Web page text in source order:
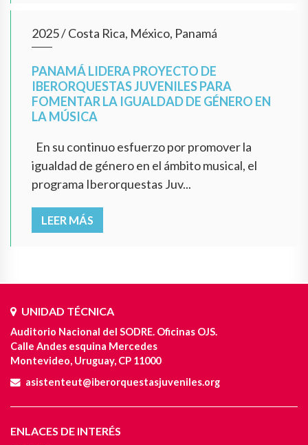
2025/Costa Rica, México, Panamá
PANAMÁ LIDERA PROYECTO DE
IBERORQUESTAS JUVENILES PARA
FOMENTAR LA IGUALDAD DE GÉNERO EN
LA MÚSICA
En su continuo esfuerzo por promover la
igualdad de género en el ámbito musical, el
programa Iberorquestas Juv...
LEER MÁS
UNIDAD TÉCNICA
Auditorio Nacional del SODRE. Oficinas OJS.
Calle Andes esquina Mercedes
Montevideo, Uruguay, CP 11000
asistenteut@iberorquestasjuveniles.org
ENLACES DE INTERÉS